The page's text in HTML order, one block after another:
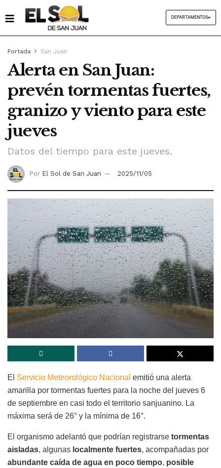
DEPARTAMENTOS
Portada San Juan
Alerta en San Juan:
prevén tormentas fuertes,
granizo y viento para este
jueves
Datos del tiempo para este jueves.
Por El Sol de San Juan 2025/11/05
El Servicio Meteorológico Nacional emitió una alerta
amarilla por tormentas fuertes para la noche del jueves 6
de septiembre en casi todo el territorio sanjuanino. La
máxima será de 26° y la mínima de 16°.
El organismo adelantó que podrían registrarse tormentas
aisladas, algunas localmente fuertes, acompañadas por
abundante caída de agua en poco tiempo, posible